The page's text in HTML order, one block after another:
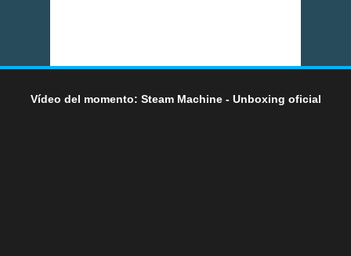
Vídeo del momento: Steam Machine - Unboxing oficial